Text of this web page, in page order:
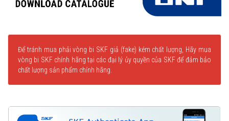
Để tránh mua phải vòng bi SKF giả (fake) kém chất lượng, Hãy mua
vòng bi SKF chính hãng tại các đại lý ủy quyền của SKF để đảm bảo
chất lượng sản phẩm chính hãng.